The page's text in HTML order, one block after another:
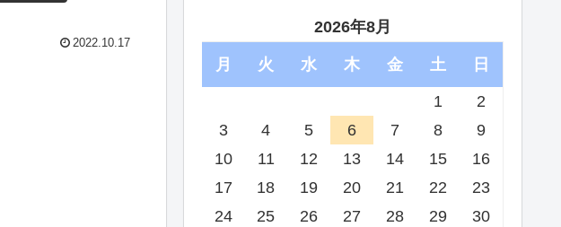
2022.10.17
2026年8月
月 火 水 木 金 土 日
1
2
3
4 5 6 7 8
9
10
11 12 13 14 15
16
17
18 19 20 21 22
23
24
25 26 27 28 29
30